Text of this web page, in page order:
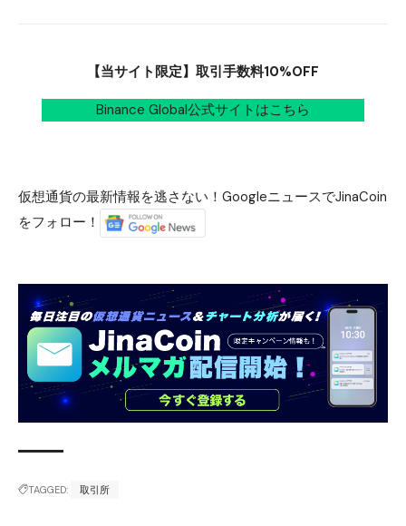
【当サイト限定】取引手数料10%OFF
Binance Global公式サイトはこちら
仮想通貨の最新情報を逃さない！GoogleニュースでJinaCoin
をフォロー！
TAGGED: 取引所